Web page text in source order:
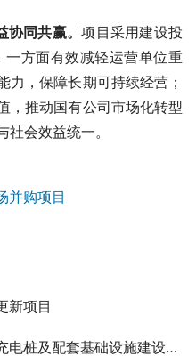
协同共赢。项目采用建设投
一方面有效减轻运营单位重
力，保障长期可持续经营；
，推动国有公司市场化转型
会效益统一。
并购项目
新项目
基础设施建设项目落地经验萃取